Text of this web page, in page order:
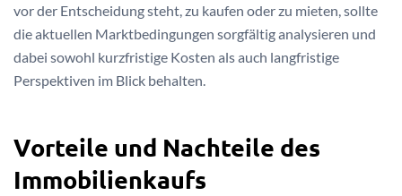
vor der Entscheidung steht, zu kaufen oder zu mieten, sollte
die aktuellen Marktbedingungen sorgfältig analysieren und
dabei sowohl kurzfristige Kosten als auch langfristige
Perspektiven im Blick behalten.
Vorteile und Nachteile des
Immobilienkaufs